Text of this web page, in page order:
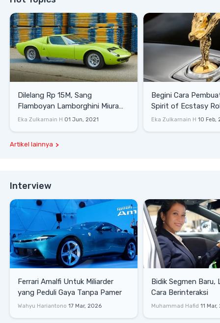
Dilelang Rp 15M, Sang
Flamboyan Lamborghini Miura
P400 S
Eka Zulkarnain H 01 Jun, 2021
Begini Cara
Spirit of Ecstasy
Eka Zulkarnain H 10 Feb,
Artikel lainnya
Interview
Ferrari Amalfi Untuk Miliarder
yang Peduli Gaya Tanpa Pamer
Wahyu Hariantono 17 Mar, 2026
Bidik Segmen Baru,
Cara Berinteraksi
Muhammad Hafid 11